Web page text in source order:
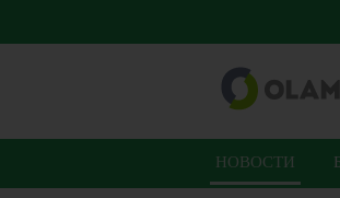
НОВОСТИ